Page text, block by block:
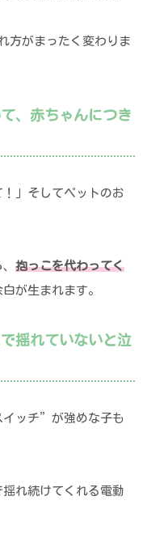
方がまったく変わりま
、赤ちゃんにつき
！」そしてペットのお
抱っこを代わってく
が生まれます。
揺れていないと泣
ッチ”が強めな子も
れ続けてくれる電動